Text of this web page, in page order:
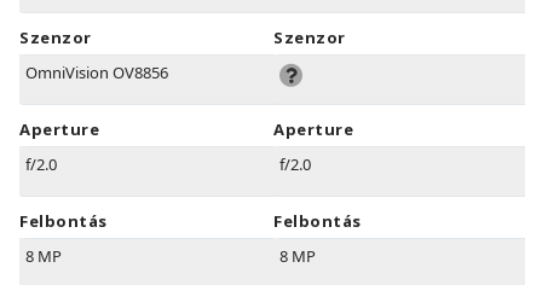
Szenzor
OmniVision OV8856
Aperture
f/2.0
Felbontás
8 MP
Szenzor
Aperture
f/2.0
Felbontás
8 MP